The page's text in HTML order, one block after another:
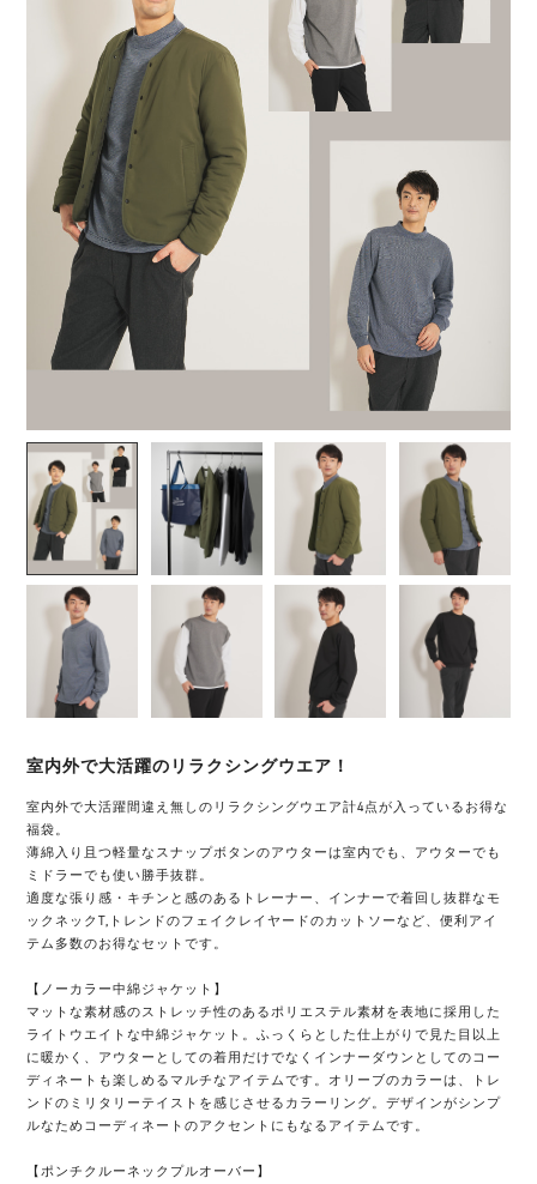
室内外で大活躍のリラクシングウエア！
室内外で大活躍間違え無しのリラクシングウエア計4点が入っているお得な
福袋。
薄綿入り且つ軽量なスナップボタンのアウターは室内でも、アウターでも
ミドラーでも使い勝手抜群。
適度な張り感・キチンと感のあるトレーナー、インナーで着回し抜群なモ
ックネックT,トレンドのフェイクレイヤードのカットソーなど、便利アイ
テム多数のお得なセットです。
【ノーカラー中綿ジャケット】
マットな素材感のストレッチ性のあるポリエステル素材を表地に採用した
ライトウエイトな中綿ジャケット。ふっくらとした仕上がりで見た目以上
に暖かく、アウターとしての着用だけでなくインナーダウンとしてのコー
ディネートも楽しめるマルチなアイテムです。オリーブのカラーは、トレ
ンドのミリタリーテイストを感じさせるカラーリング。デザインがシンプ
ルなためコーディネートのアクセントにもなるアイテムです。
【ポンチクルーネックプルオーバー】